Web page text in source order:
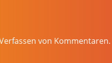
von Kommentaren.